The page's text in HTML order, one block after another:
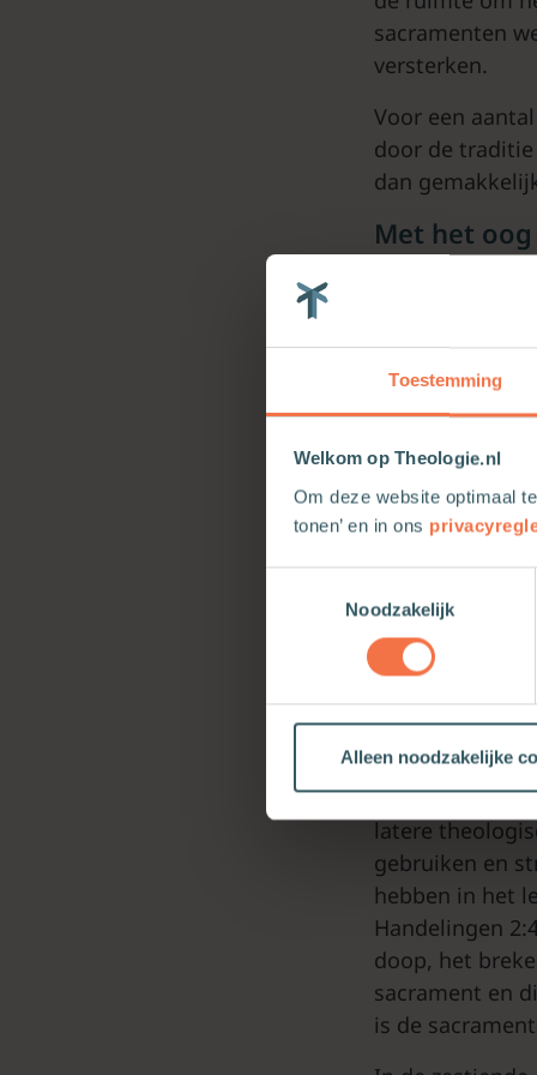
Toestemming
Welkom op Theologie.nl
Om deze website optimaal
tonen’ en in ons
Noodzakelijk
Alleen noodzakelijke
sacramenten
versterken.
Voor een
door de
dan
Met het
Belangrijk
beleven
groot belang.
beelden en
Kinderen in
algemeen een
Uitleg
Een
latere
gebruiken en
hebben in het
Handelingen
doop, het
sacrament en
is de